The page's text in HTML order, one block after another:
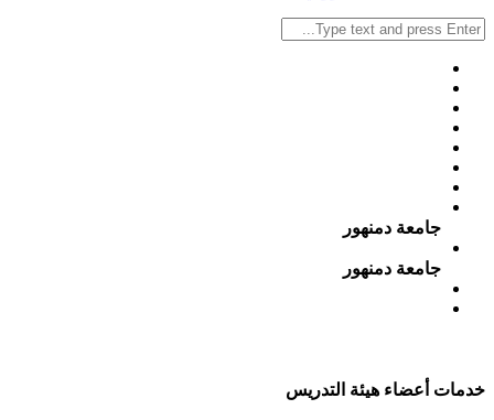
جامعة دمنهور
جامعة دمنهور
خدمات أعضاء هيئة التدريس